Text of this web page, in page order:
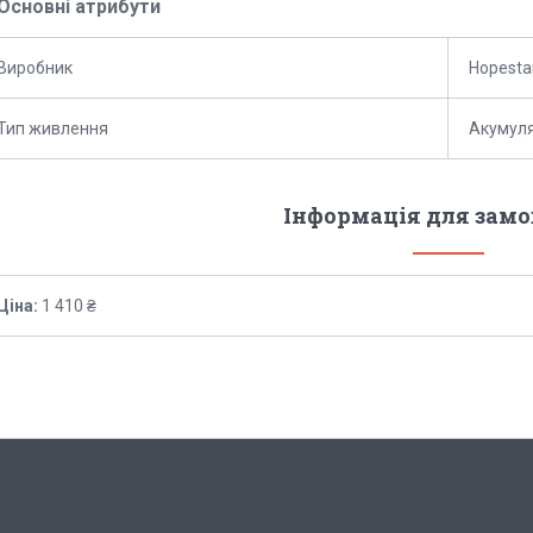
атрибути
Виробник
живлення
Інформація для
Ціна: 1 410 ₴